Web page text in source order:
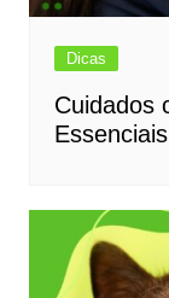
Dicas
Cuidados